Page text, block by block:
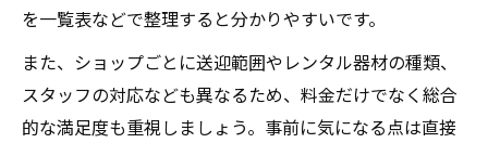
を一覧表などで整理すると分かりやすいです。
また、ショップごとに送迎範囲やレンタル器材の種類、
スタッフの対応なども異なるため、料金だけでなく総合
的な満足度も重視しましょう。事前に気になる点は直接